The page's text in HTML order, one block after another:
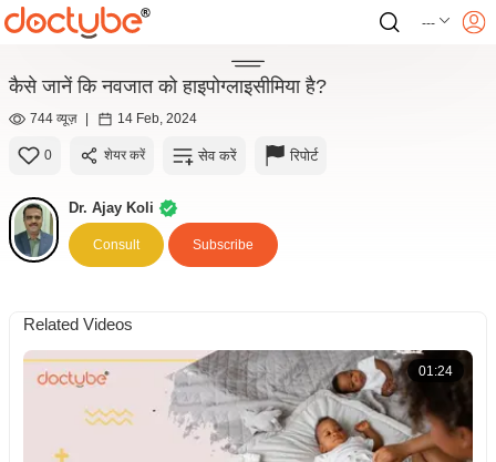
---
कैसे जानें कि नवजात को हाइपोग्लाइसीमिया है?
744 व्यूज़ | 14 Feb, 2024
0 शेयर करें सेव करें रिपोर्ट
Dr. Ajay Koli
Consult Subscribe
Related Videos
01:24